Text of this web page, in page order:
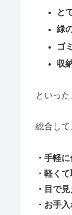
と
緑
ゴ
収
といっ
総合して
・手軽
・軽く
・目で
・お手